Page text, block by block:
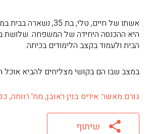
אשתו של חיים,
הבית ולעמוד בקצב הלימודים בכיתה.
במצב שבו הם בקושי מצליחים להביא אוכל
גורם מאשר: איריס בנין ראובן, מח' רווחה, כפר
שיתוף